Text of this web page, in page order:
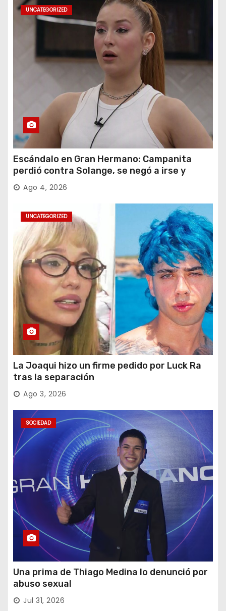
UNCATEGORIZED
Escándalo en Gran Hermano: Campanita
perdió contra Solange, se negó a irse y
desafió al Big
Ago 4, 2026
UNCATEGORIZED
La Joaqui hizo un firme pedido por Luck Ra
tras la separación
Ago 3, 2026
SOCIEDAD
Una prima de Thiago Medina lo denunció por
abuso sexual
Jul 31, 2026